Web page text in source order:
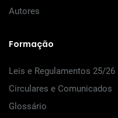
Autores
Formação
Leis e Regulamentos 25/26
Circulares e Comunicados
Glossário